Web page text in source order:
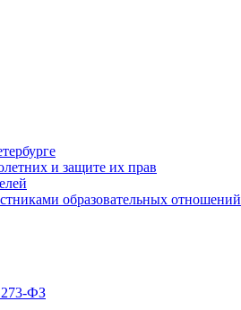
и защите их прав
образовательных отношений
273-ФЗ